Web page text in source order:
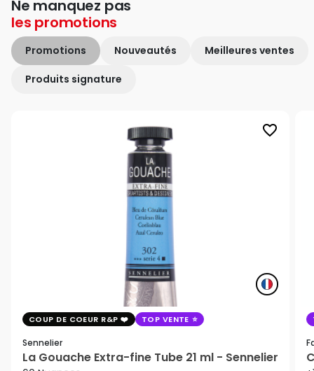
Ne manquez pas
les promotions
Promotions Nouveautés Meilleures ventes
Produits signature
favorite_border
COUP DE COEUR R&P TOP VENTE
Sennelier
La Gouache Extra-fine Tube 21 ml - Sennelier